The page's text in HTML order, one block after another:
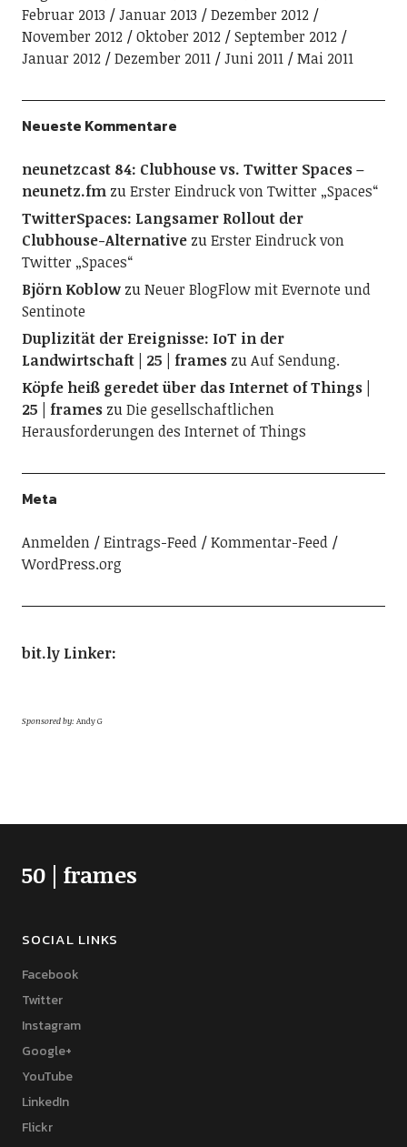
Februar 2013
Januar 2013
Dezember 2012
November 2012
Oktober 2012
September 2012
Januar 2012
Dezember 2011 Juni 2011 Mai 2011
Neueste Kommentare
neunetzcast 84: Clubhouse vs. Twitter Spaces –
neunetz.fmzuErster Eindruck von Twitter „Spaces“
TwitterSpaces: Langsamer Rollout der
Clubhouse-AlternativezuErster Eindruck von
Twitter „Spaces“
Björn KoblowzuNeuer BlogFlow mit Evernote und
Sentinote
Duplizität der Ereignisse: IoT in der
Landwirtschaft | 25 | frameszuAuf Sendung.
Köpfe heiß geredet über das Internet of Things |
25 | frameszuDie gesellschaftlichen
Herausforderungen des Internet of Things
Meta
Anmelden Eintrags-Feed
Kommentar-Feed
WordPress.org
bit.ly Linker:
Sponsored by: Andy G
50 | frames
SOCIAL LINKS
Facebook
Twitter
Instagram
Google+
YouTube
LinkedIn
Flickr